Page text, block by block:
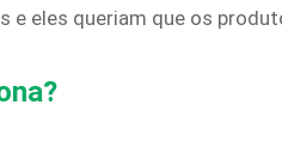
e eles queriam que os